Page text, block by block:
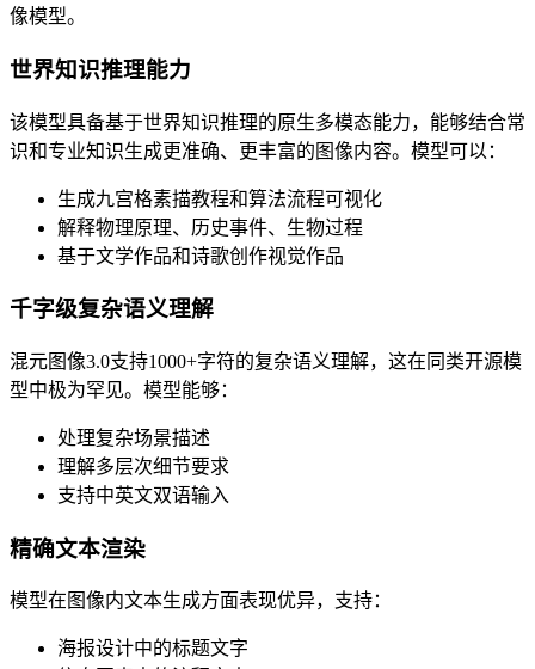
像模型。
世界知识推理能力
该模型具备基于世界知识推理的原生多模态能力，能够结合常
识和专业知识生成更准确、更丰富的图像内容。模型可以：
生成九宫格素描教程和算法流程可视化
解释物理原理、历史事件、生物过程
基于文学作品和诗歌创作视觉作品
千字级复杂语义理解
混元图像3.0支持1000+字符的复杂语义理解，这在同类开源模
型中极为罕见。模型能够：
处理复杂场景描述
理解多层次细节要求
支持中英文双语输入
精确文本渲染
模型在图像内文本生成方面表现优异，支持：
海报设计中的标题文字